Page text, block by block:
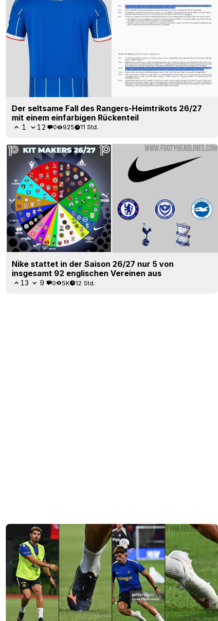
Der seltsame Fall des Rangers-Heimtrikots 26/27
mit einem einfarbigen Rückenteil
1 12 0 925 11 Std.
Nike stattet in der Saison 26/27 nur 5 von
insgesamt 92 englischen Vereinen aus
13 9 0 5K 12 Std.